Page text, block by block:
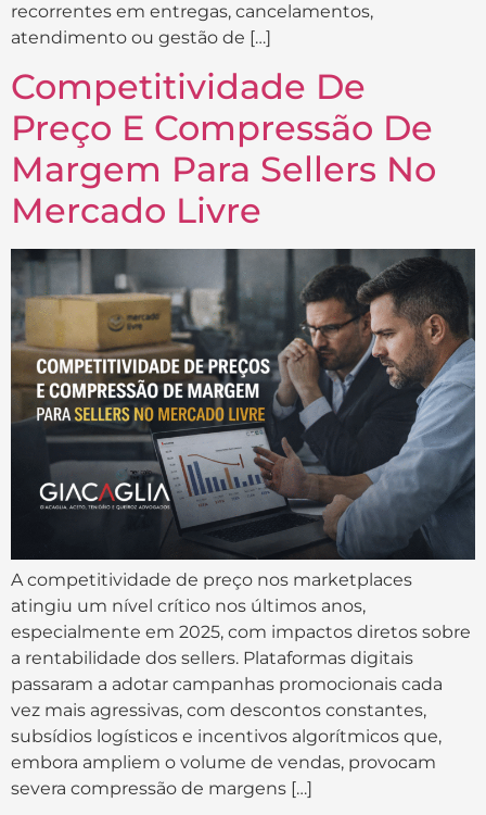
recorrentes em entregas, cancelamentos,
atendimento ou gestão de […]
Competitividade De
Preço E Compressão De
Margem Para Sellers No
Mercado Livre
A competitividade de preço nos marketplaces
atingiu um nível crítico nos últimos anos,
especialmente em 2025, com impactos diretos sobre
a rentabilidade dos sellers. Plataformas digitais
passaram a adotar campanhas promocionais cada
vez mais agressivas, com descontos constantes,
subsídios logísticos e incentivos algorítmicos que,
embora ampliem o volume de vendas, provocam
severa compressão de margens […]